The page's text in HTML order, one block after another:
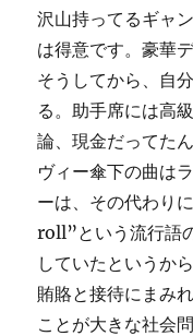
沢山持ってるギャ
は得意です。豪華
そうしてから、自
る。助手席には高
論、現金だってた
ヴィー傘下の曲は
ーは、その代わり
roll”という流行語
していたというか
賄賂と接待にまみ
ことが大きな社会